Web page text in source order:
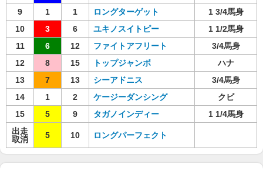
9
1 1 ロングターゲット
1 3/4馬身
10
3 6 ユキノスイトピー
1 1/2馬身
11
6 12 ファイトアフリート
3/4馬身
12
8 15 トップジャンボ
ハナ
13
7 13 シーアドニス
3/4馬身
14
1 2 ケージーダンシング
クビ
15
5 9 タガノインディー
1 1/4馬身
出走
取消
5 10 ロングパーフェクト